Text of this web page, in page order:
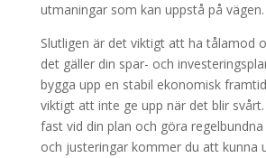
utmaningar som kan uppstå på vägen.
Slutligen är det viktigt att ha tålamod
det gäller din spar- och
bygga upp en stabil ekonomisk
viktigt att inte ge upp när det blir
fast vid din plan och göra
och justeringar kommer du att kunna